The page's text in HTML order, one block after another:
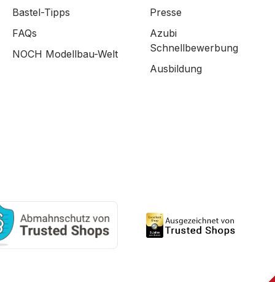
Bastel-Tipps
FAQs
NOCH Modellbau-Welt
Presse
Azubi
Schnellbewerbung
Ausbildung